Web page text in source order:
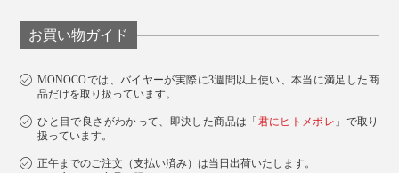
お買い物ガイド
MONOCOでは、バイヤーが実際に3週間以上使い、本当に満足した商
品だけを取り扱っています。
ひと目で良さがわかって、即決した商品は「君にヒトメボレ 」で取り
扱っています。
正午までのご注文（支払い済み）は当日出荷いたします。